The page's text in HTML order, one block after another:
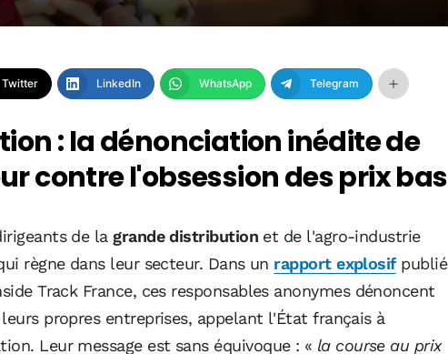
Twitter LinkedIn WhatsApp Telegram
: la dénonciation inédite de
contre l'obsession des prix bas
de la grande distribution et de l'agro-industrie
règne dans leur secteur. Dans un rapport explosifpublié
Track France, ces responsables anonymes dénoncent
propres entreprises, appelant l'État français à
Leur message est sans équivoque : « la course au prix